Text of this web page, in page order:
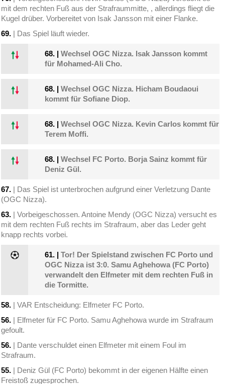
mit dem rechten Fuß aus der Strafraummitte, , allerdings fliegt die
Kugel drüber. Vorbereitet von Isak Jansson mit einer Flanke.
69. | Das Spiel läuft wieder.
68. |Wechsel OGC Nizza. Isak Jansson kommt
für Mohamed-Ali Cho.
68. |Wechsel OGC Nizza. Hicham Boudaoui
kommt für Sofiane Diop.
68. |Wechsel OGC Nizza. Kevin Carlos kommt für
Terem Moffi.
68. |Wechsel FC Porto. Borja Sainz kommt für
Deniz Gül.
67. | Das Spiel ist unterbrochen aufgrund einer Verletzung Dante
(OGC Nizza).
63. | Vorbeigeschossen. Antoine Mendy (OGC Nizza) versucht es
mit dem rechten Fuß rechts im Strafraum, aber das Leder geht
knapp rechts vorbei.
61. |Tor! Der Spielstand zwischen FC Porto und
OGC Nizza ist 3:0. Samu Aghehowa (FC Porto)
verwandelt den Elfmeter mit dem rechten Fuß in
die Tormitte.
58. | VAR Entscheidung: Elfmeter FC Porto.
56. | Elfmeter für FC Porto. Samu Aghehowa wurde im Strafraum
gefoult.
56. | Dante verschuldet einen Elfmeter mit einem Foul im
Strafraum.
55. | Deniz Gül (FC Porto) bekommt in der eigenen Hälfte einen
Freistoß zugesprochen.